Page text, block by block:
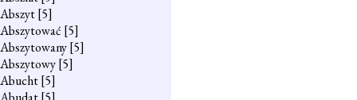
Abszyt[5]
Abszytować [5]
Abszytowany[5]
Abszytowy[5]
Abucht[5]